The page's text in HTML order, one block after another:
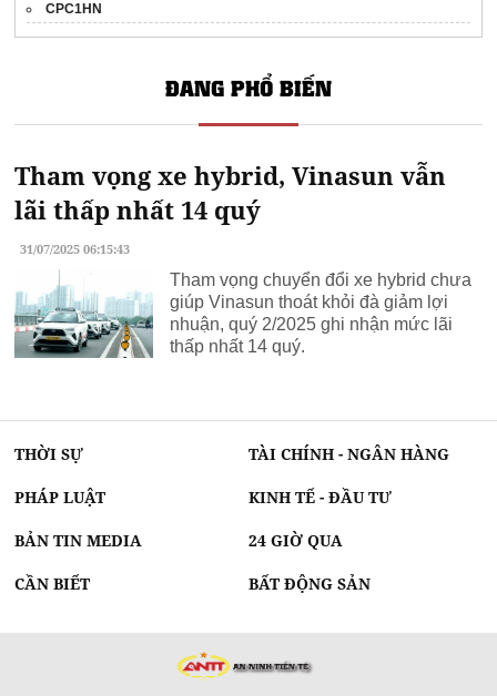
CPC1HN
ĐANG PHỔ BIẾN
Tham vọng xe hybrid, Vinasun vẫn
lãi thấp nhất 14 quý
31/07/2025 06:15:43
Tham vọng chuyển đổi xe hybrid chưa
giúp Vinasun thoát khỏi đà giảm lợi
nhuận, quý 2/2025 ghi nhận mức lãi
thấp nhất 14 quý.
THỜI SỰ TÀI CHÍNH - NGÂN HÀNG
PHÁP LUẬT KINH TẾ - ĐẦU TƯ
BẢN TIN MEDIA 24 GIỜ QUA
CẦN BIẾT BẤT ĐỘNG SẢN